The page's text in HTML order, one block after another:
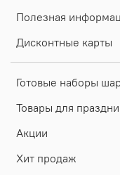
Полезная
Дисконтные карты
Готовые наборы
Товары для
Акции
Хит продаж